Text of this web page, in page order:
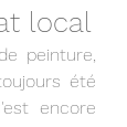
local
peinture,
été
encore